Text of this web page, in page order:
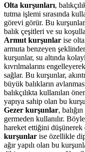
Olta kurşunları,
tutma işlemi sırasında
görevi görür. Bu
balık çeşitleri ve su
Armut kurşunlar ise
armuta benzeyen
kurşunlar, su altında
kıvrılmalarını
sağlar. Bu kurşunlar,
büyük balıkların
balıkçılıkta kullanılan
yapıya sahip olan bu
Gezer kurşunlar,
germeden kullanılır.
hareket ettiğini düşünerek
kurşunlar ise özellikle
ağır yapılı olan bu